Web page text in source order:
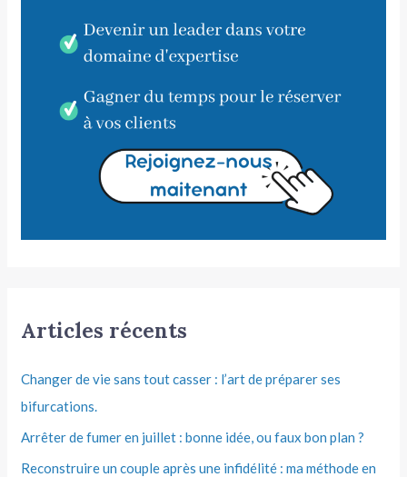
Articles récents
Changer de vie sans tout casser : l’art de préparer ses
bifurcations.
Arrêter de fumer en juillet : bonne idée, ou faux bon plan ?
Reconstruire un couple après une infidélité : ma méthode en